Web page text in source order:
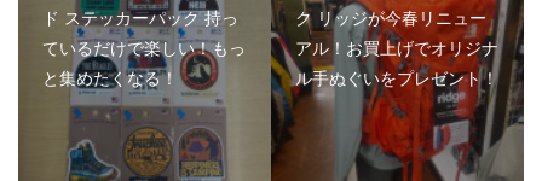
ド ステッカーパック 持っ
ているだけで楽しい！もっ
と集めたくなる！
ク リッジが今春リニュー
アル！お買上げでオリジナ
ル手ぬぐいをプレゼント！